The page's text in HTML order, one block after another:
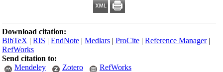
Download citation:
BibTeX |RIS |EndNote |Medlars |ProCite |Reference Manager
RefWorks
Send citation to:
Mendeley
Zotero RefWorks